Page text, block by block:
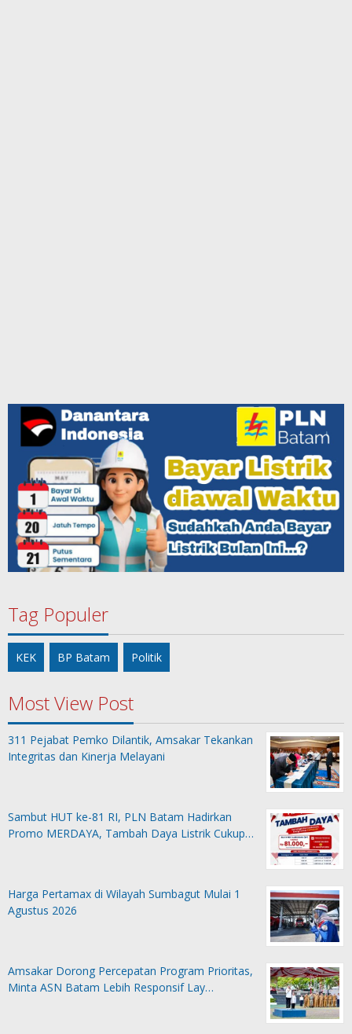
Tag Populer
KEK BP Batam Politik
Most View Post
311 Pejabat Pemko Dilantik, Amsakar Tekankan
Integritas dan Kinerja Melayani
Sambut HUT ke-81 RI, PLN Batam Hadirkan
Promo MERDAYA, Tambah Daya Listrik Cukup…
Harga Pertamax di Wilayah Sumbagut Mulai 1
Agustus 2026
Amsakar Dorong Percepatan Program Prioritas,
Minta ASN Batam Lebih Responsif Lay…